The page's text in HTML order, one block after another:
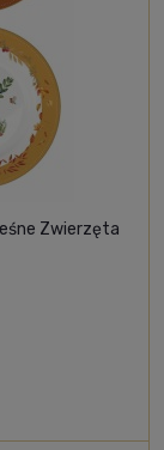
Zwierzęta